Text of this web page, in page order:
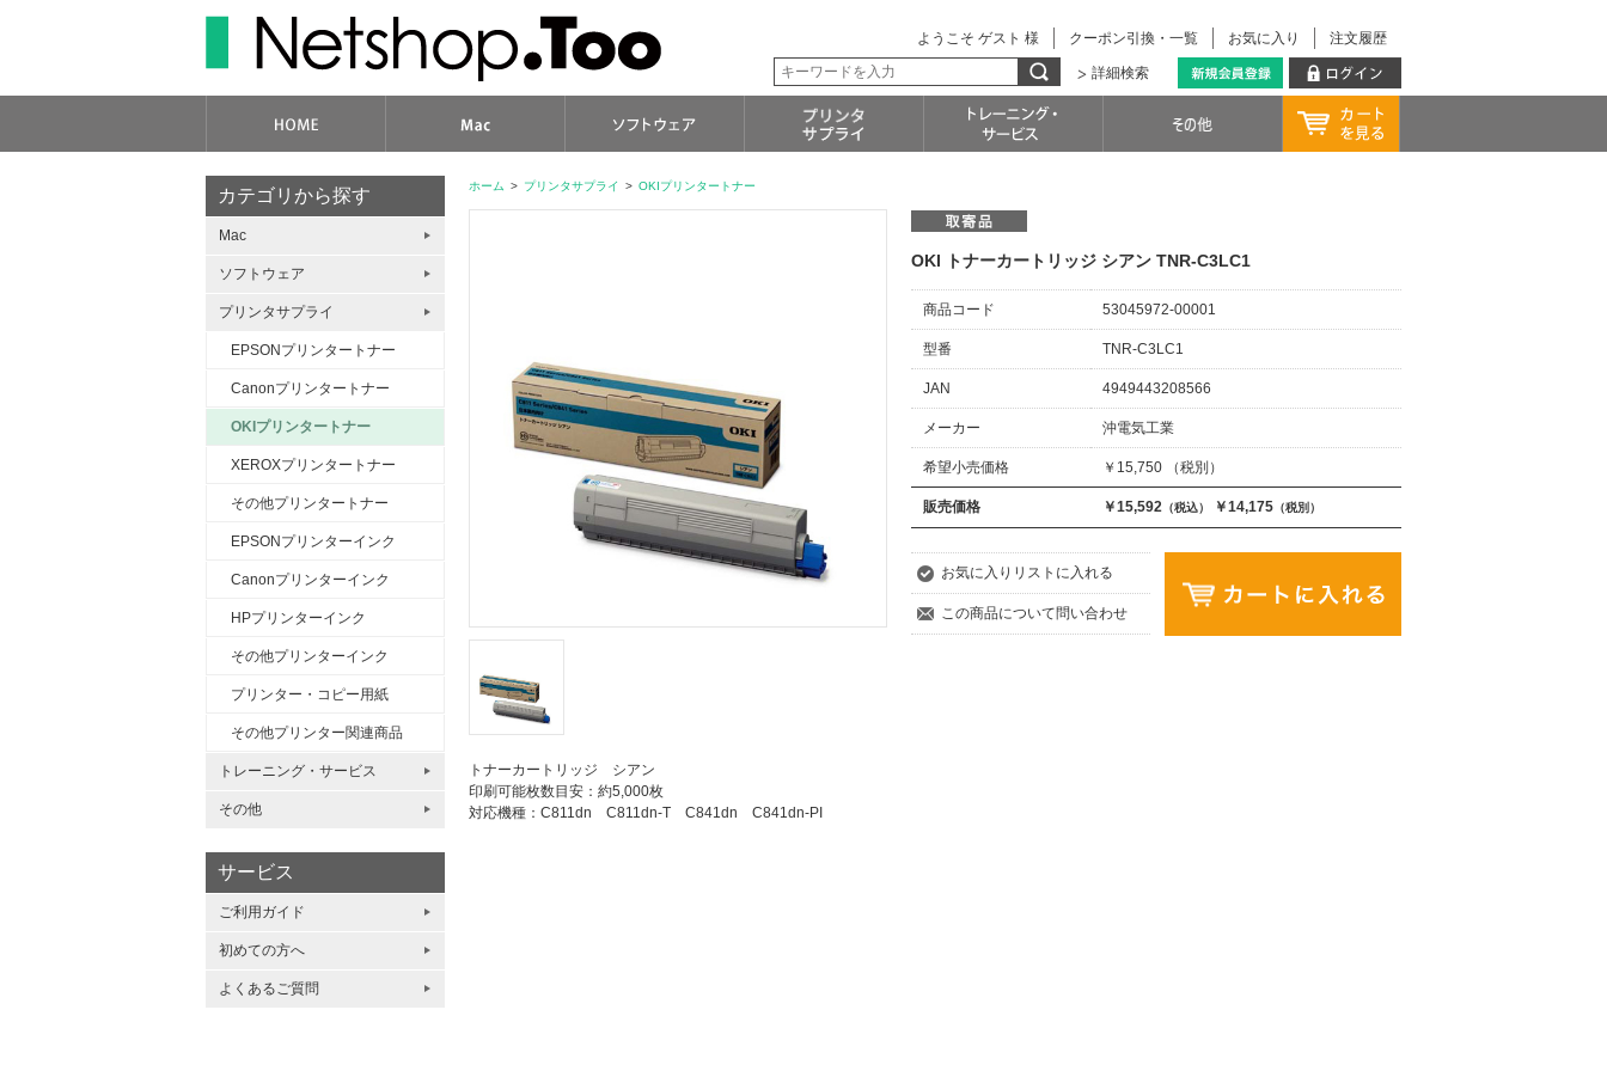
注文履歴
お気に入り
クーポン引換・一覧
ようこそ ゲスト 様
詳細検索
ホーム > プリンタサプライ > OKIプリンタートナー
OKI トナーカートリッジ シアン TNR-C3LC1
商品コード 53045972-00001
型番 TNR-C3LC1
JAN 4949443208566
メーカー 沖電気工業
希望小売価格 ￥15,750 （税別）
販売価格 ￥15,592 （税込） ￥14,175 （税別）
お気に入りリストに入れる
この商品について問い合わせ
トナーカートリッジ シアン
印刷可能枚数目安：約5,000枚
対応機種：C811dn C811dn-T C841dn C841dn-PI
カテゴリから探す
Mac
ソフトウェア
プリンタサプライ
EPSONプリンタートナー
Canonプリンタートナー
OKIプリンタートナー
XEROXプリンタートナー
その他プリンタートナー
EPSONプリンターインク
Canonプリンターインク
HPプリンターインク
その他プリンターインク
プリンター・コピー用紙
その他プリンター関連商品
トレーニング・サービス
その他
サービス
ご利用ガイド
初めての方へ
よくあるご質問